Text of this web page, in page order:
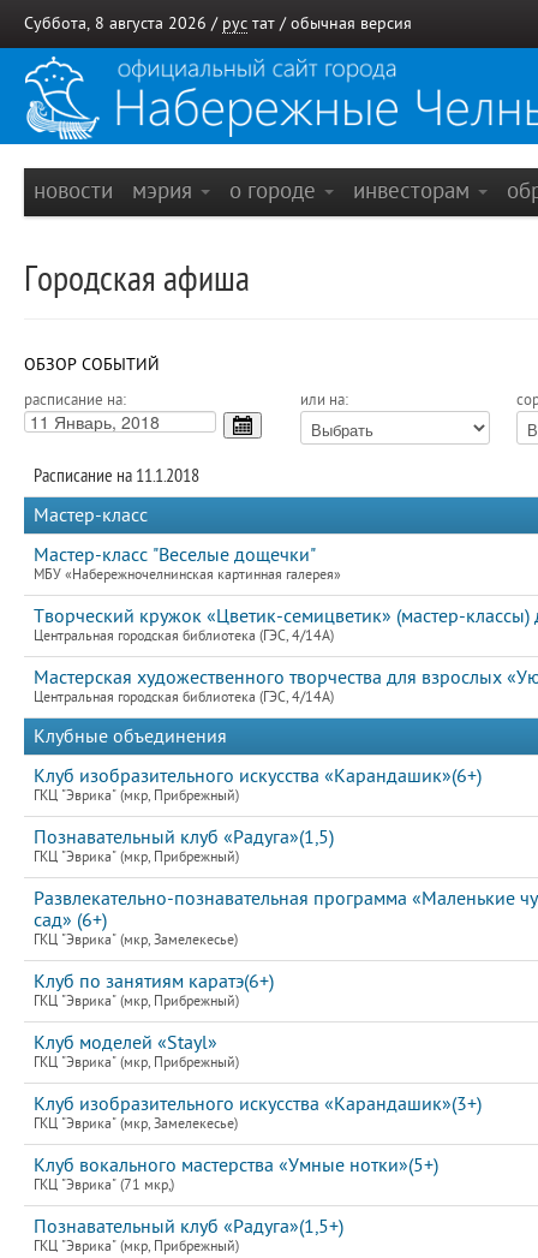
Суббота, 8 августа 2026 / рус тат / обычная версия
новости мэрия о городе инвесторам
Городская афиша
ОБЗОР СОБЫТИЙ
расписание на: или на:
Расписание на 11.1.2018
Мастер-класс
Мастер-класс "Веселые дощечки"
МБУ «Набережночелнинская картинная галерея»
Творческий кружок «Цветик-семицветик» (мастер-классы)
Центральная городская библиотека (ГЭС, 4/14А)
Мастерская художественного творчества для взрослых
Центральная городская библиотека (ГЭС, 4/14А)
Клубные объединения
Клуб изобразительного искусства «Карандашик»(6+)
ГКЦ "Эврика" (мкр, Прибрежный)
Познавательный клуб «Радуга»(1,5)
ГКЦ "Эврика" (мкр, Прибрежный)
Развлекательно-познавательная программа
сад» (6+)
ГКЦ "Эврика" (мкр, Замелекесье)
Клуб по занятиям каратэ(6+)
ГКЦ "Эврика" (мкр, Прибрежный)
Клуб моделей «Stayl»
ГКЦ "Эврика" (мкр, Прибрежный)
Клуб изобразительного искусства «Карандашик»(3+)
ГКЦ "Эврика" (мкр, Замелекесье)
Клуб вокального мастерства «Умные нотки»(5+)
ГКЦ "Эврика" (71 мкр,)
Познавательный клуб «Радуга»(1,5+)
ГКЦ "Эврика" (мкр, Прибрежный)